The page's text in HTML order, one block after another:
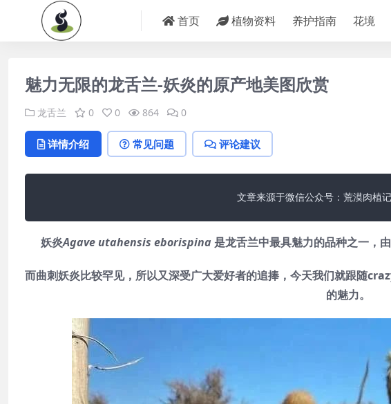
首页 植物资料 养护指南 花境
魅力无限的龙舌兰-妖炎的原产地美图欣赏
龙舌兰 0 0 864 0
详情介绍 常见问题 评论建议
文章来源于微信公众号：荒漠肉植
妖炎Agave utahensis eborispina 是龙舌兰中最具魅力的品种之一，
而曲刺妖炎比较罕见，所以又深受广大爱好者的追捧，今天我们就跟随
的魅力。